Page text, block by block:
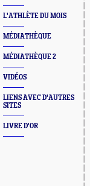
L'ATHLÈTE DU MOIS
MÉDIATHÈQUE
MÉDIATHÈQUE 2
VIDÉOS
LIENS AVEC D'AUTRES
SITES
LIVRE D'OR